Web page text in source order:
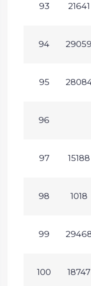
93 21641
94 29059
95
96
97 15188
98 1018
99
100 18747